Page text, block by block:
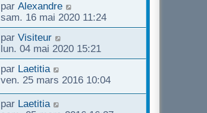
par Alexandre
sam. 16 mai 2020 11:24
par Visiteur
lun. 04 mai 2020 15:21
par Laetitia
ven. 25 mars 2016 10:04
par Laetitia